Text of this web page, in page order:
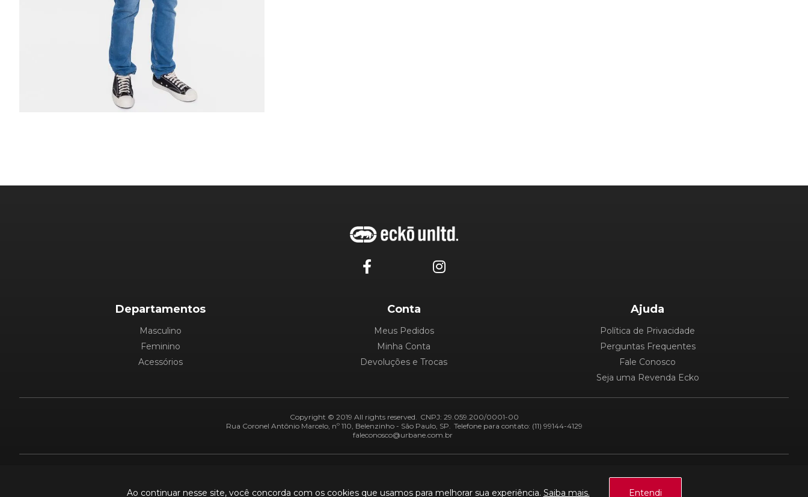
Ao continuar nesse site, você concorda com os cookies que usamos para melhorar sua experiência. Saiba mais. Entendi
Departamentos
Masculino
Feminino
Acessórios
Conta
Meus Pedidos
Minha Conta
Devoluções e Trocas
Ajuda
Política de Privacidade
Perguntas Frequentes
Fale Conosco
Seja uma Revenda Ecko
Copyright © 2019 All rights reserved. CNPJ: 29.059.200/0001-00
Rua Coronel Antônio Marcelo, nº 110, Belenzinho - São Paulo, SP. Telefone para contato: (11) 99144-4129
faleconosco@urbane.com.br